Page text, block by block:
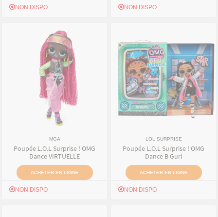
NON DISPO NON DISPO
MGA
Poupée L.O.L Surprise ! OMG
Dance VIRTUELLE
ACHETER EN LIGNE
NON DISPO
LOL SURPRISE
Poupée L.O.L Surprise ! OMG
Dance B Gurl
ACHETER EN LIGNE
NON DISPO